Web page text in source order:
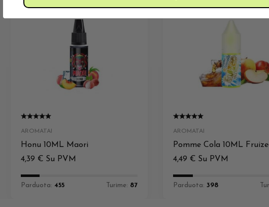
AROMATAI
Honu 10ML Maori
4,39 € Su PVM
Parduota: 455 Turime: 87
AROMATAI
Pomme Cola 10ML
4,49 € Su PVM
Parduota: 398